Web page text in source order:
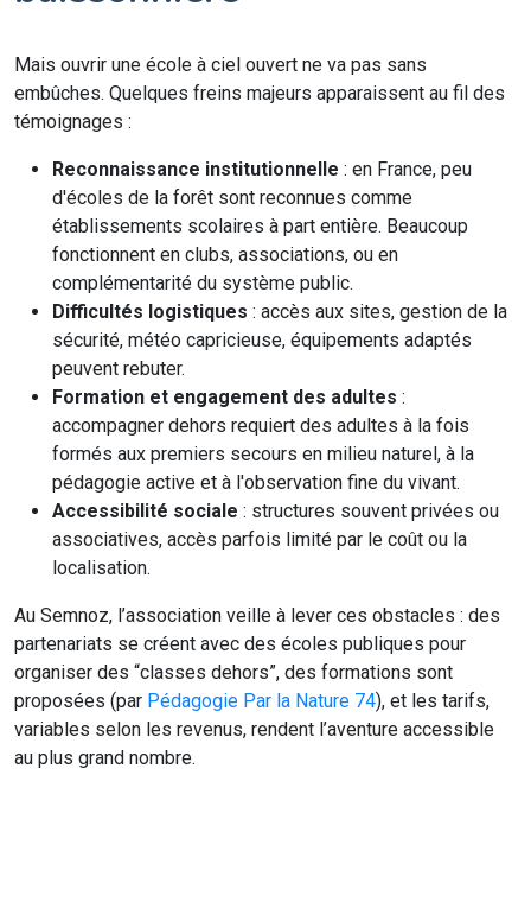
Mais ouvrir une école à ciel ouvert ne va pas sans
embûches. Quelques freins majeurs apparaissent au fil des
témoignages :
Reconnaissance institutionnelle : en France, peu
d'écoles de la forêt sont reconnues comme
établissements scolaires à part entière. Beaucoup
fonctionnent en clubs, associations, ou en
complémentarité du système public.
Difficultés logistiques : accès aux sites, gestion de la
sécurité, météo capricieuse, équipements adaptés
peuvent rebuter.
Formation et engagement des adultes :
accompagner dehors requiert des adultes à la fois
formés aux premiers secours en milieu naturel, à la
pédagogie active et à l'observation fine du vivant.
Accessibilité sociale : structures souvent privées ou
associatives, accès parfois limité par le coût ou la
localisation.
Au Semnoz, l’association veille à lever ces obstacles : des
partenariats se créent avec des écoles publiques pour
organiser des “classes dehors”, des formations sont
proposées (par Pédagogie Par la Nature 74), et les tarifs,
variables selon les revenus, rendent l’aventure accessible
au plus grand nombre.